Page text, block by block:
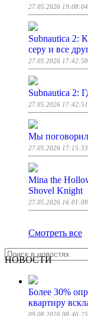
27.05.2026 19:08:04
Subnautica 2:
серу и все
27.05.2026 17:42:58
Subnautica 2:
27.05.2026 17:42:51
Мы
27.05.2026 17:15:33
Mina the
Shovel Knight
27.05.2026 16:01:08
Смотреть все
НОВОСТИ
Более 30%
квартиру
09.08.2026 08:46:25